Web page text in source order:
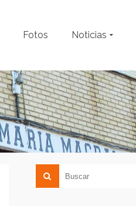
Fotos Noticias